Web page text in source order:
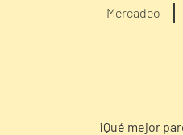
Mercadeo
¡Qué mejor